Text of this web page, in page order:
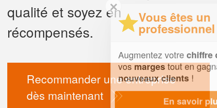
qualité et soyez en
récompensés.
Recommander une entreprise
dès maintenant
✕
Vous êtes un
professionnel ?
Augmentez votrechiffre d'affaireset
vosmargestout en gagnant de
nouveaux clients!
En savoir plus